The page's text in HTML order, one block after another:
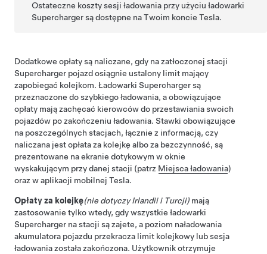
Ostateczne koszty sesji ładowania przy użyciu ładowarki
Supercharger są dostępne na Twoim koncie Tesla.
Dodatkowe opłaty są naliczane, gdy na zatłoczonej stacji
Supercharger pojazd osiągnie ustalony limit mający
zapobiegać kolejkom. Ładowarki Supercharger są
przeznaczone do szybkiego ładowania, a obowiązujące
opłaty mają zachęcać kierowców do przestawiania swoich
pojazdów po zakończeniu ładowania. Stawki obowiązujące
na poszczególnych stacjach, łącznie z informacją, czy
naliczana jest opłata za kolejkę albo za bezczynność, są
prezentowane na ekranie dotykowym w oknie
wyskakującym przy danej stacji (patrz Miejsca ładowania)
oraz w aplikacji mobilnej Tesla.
Opłaty za kolejkę(nie dotyczy Irlandii i Turcji) mają
zastosowanie tylko wtedy, gdy wszystkie ładowarki
Supercharger na stacji są zajete, a poziom naładowania
akumulatora pojazdu przekracza limit kolejkowy lub sesja
ładowania została zakończona. Użytkownik otrzymuje